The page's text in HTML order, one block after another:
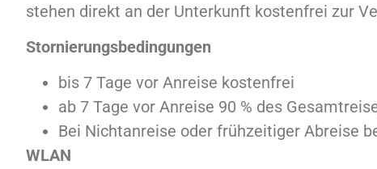
stehen direkt an der Unterkunft kostenfrei zur
Stornierungsbedingungen
bis 7 Tage vor Anreise kostenfrei
ab 7 Tage vor Anreise 90 % des
Bei Nichtanreise oder frühzeitiger Abreise
WLAN